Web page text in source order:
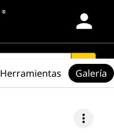
person
search
more_vert
Herramientas Galería